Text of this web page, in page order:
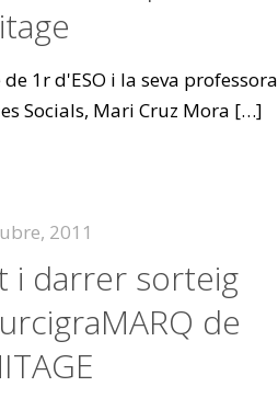
de 1r d'ESO i la seva professora
Socials, Mari Cruz Mora […]
2011
i darrer sorteig
de